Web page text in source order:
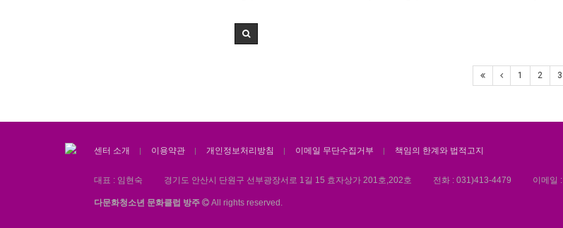
1 2 3
센터 소개 이용약관 개인정보처리방침 이메일 무단수집거부 책임의 한계와 법적고지
대표 : 임현숙 경기도 안산시 단원구 선부광장서로 1길 15 효자상가 201호,202호 전화 : 031)413-4479 이메일 :
다문화청소년 문화클럽 방주 All rights reserved.